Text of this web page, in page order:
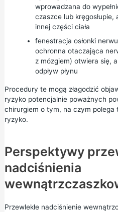
wprowadzana do
czaszce lub kręgosłupie,
innej części ciała
fenestracja osłonki
ochronna otaczająca
z mózgiem) otwiera się,
odpływ płynu
Procedury te mogą złagodzić
ryzyko potencjalnie poważnych
chirurgiem o tym, na czym polega
ryzyko.
Perspektywy
nadciśnienia
Przewlekłe nadciśnienie